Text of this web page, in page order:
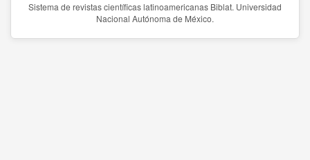
Sistema de revistas científicas latinoamericanas Biblat. Universidad
Nacional Autónoma de México.